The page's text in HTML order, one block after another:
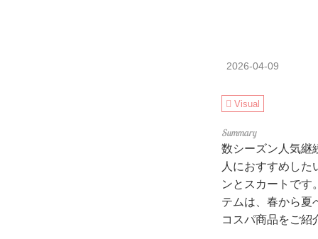
2026-04-09
Visual
数シーズン人気
人におすすめし
ンとスカートです
テムは、春から夏
コスパ商品をご紹